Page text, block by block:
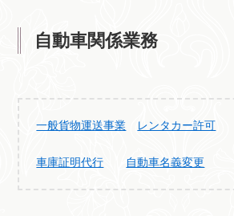
自動車関係業務
一般貨物運送事業 レンタカー許可
車庫証明代行 自動車名義変更